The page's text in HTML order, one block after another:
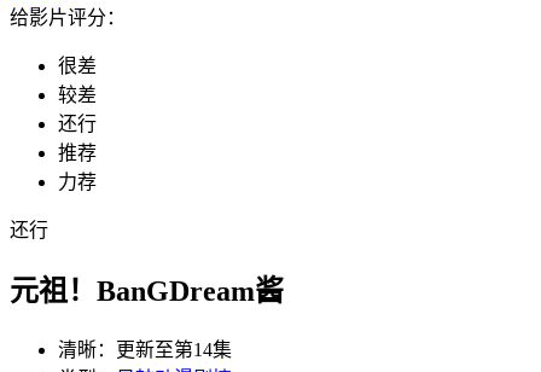
给影片评分：
很差
较差
还行
推荐
力荐
还行
元祖！BanGDream酱
清晰：
更新至第14集